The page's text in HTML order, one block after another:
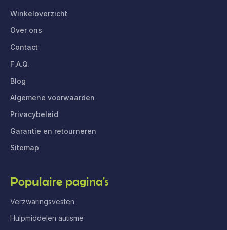
Winkeloverzicht
Over ons
Contact
F.A.Q.
Blog
Algemene voorwaarden
Privacybeleid
Garantie en retourneren
Sitemap
Populaire pagina's
Verzwaringsvesten
Hulpmiddelen autisme